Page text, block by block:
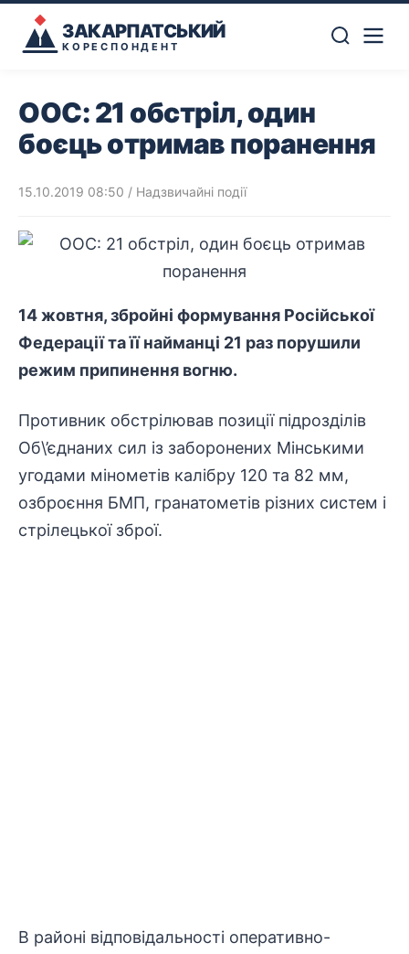
ЗАКАРПАТСЬКИЙ
КОРЕСПОНДЕНТ
ООС: 21 обстріл, один
боєць отримав поранення
15.10.2019 08:50 / Надзвичайні події
14 жовтня, збройні формування Російської
Федерації та її найманці 21 раз порушили
режим припинення вогню.
Противник обстрілював позиції підрозділів
Об\’єднаних сил із заборонених Мінськими
угодами мінометів калібру 120 та 82 мм,
озброєння БМП, гранатометів різних систем і
стрілецької зброї.
В районі відповідальності оперативно-